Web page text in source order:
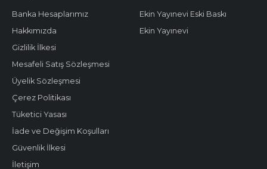
Banka Hesaplarımız
Hakkımızda
Gizlilik İlkesi
Mesafeli Satış Sözleşmesi
Üyelik Sözleşmesi
Çerez Politikası
Tüketici Yasası
İade ve Değişim Koşulları
Güvenlik İlkesi
İletişim
Ekin Yayınevi Eski Baskı
Ekin Yayınevi